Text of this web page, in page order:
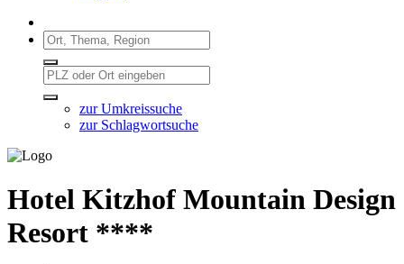
zur Umkreissuche
zur Schlagwortsuche
Hotel Kitzhof Mountain Design
Resort ****